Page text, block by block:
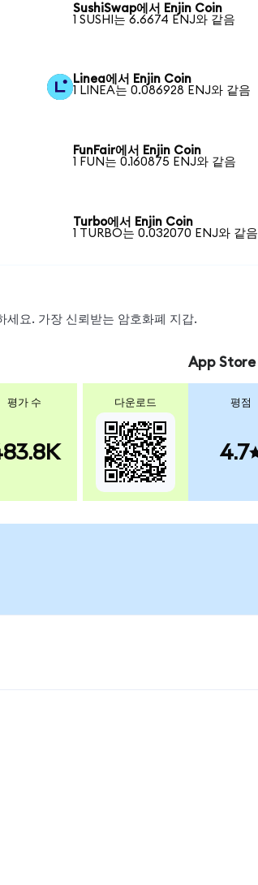
SushiSwap에서 Enjin Coin
1 SUSHI는 6.6674 ENJ와 같음
Linea에서 Enjin Coin
1 LINEA는 0.086928 ENJ와 같음
FunFair에서 Enjin Coin
1 FUN는 0.160875 ENJ와 같음
Turbo에서 Enjin Coin
1 TURBO는 0.032070 ENJ와 같음
요. 가장 신뢰받는 암호화폐 지갑.
평가 수 다운로드
App Store
평점
4.7